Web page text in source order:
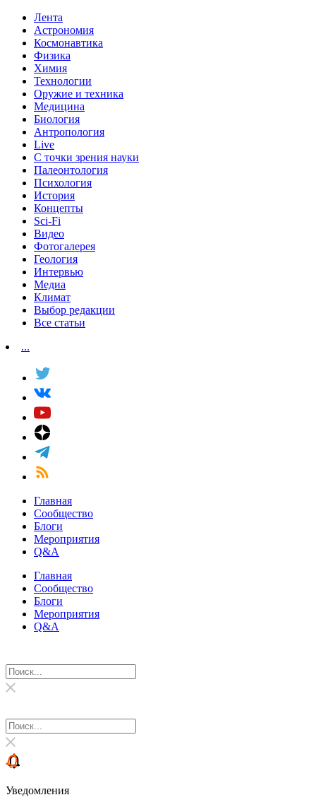
Лента
Астрономия
Космонавтика
Физика
Химия
Технологии
Оружие и техника
Медицина
Биология
Антропология
Live
С точки зрения науки
Палеонтология
Психология
История
Концепты
Sci-Fi
Видео
Фотогалерея
Геология
Интервью
Медиа
Климат
Выбор редакции
Все статьи
...
Главная
Сообщество
Блоги
Мероприятия
Q&A
Главная
Сообщество
Блоги
Мероприятия
Q&A
Уведомления